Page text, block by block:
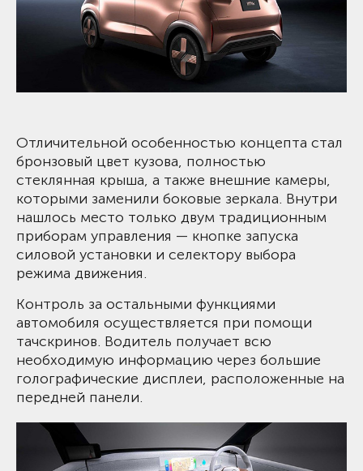
Отличительной особенностью концепта стал
бронзовый цвет кузова, полностью
стеклянная крыша, а также внешние камеры,
которыми заменили боковые зеркала. Внутри
нашлось место только двум традиционным
приборам управления — кнопке запуска
силовой установки и селектору выбора
режима движения.
Контроль за остальными функциями
автомобиля осуществляется при помощи
тачскринов. Водитель получает всю
необходимую информацию через большие
голографические дисплеи, расположенные на
передней панели.